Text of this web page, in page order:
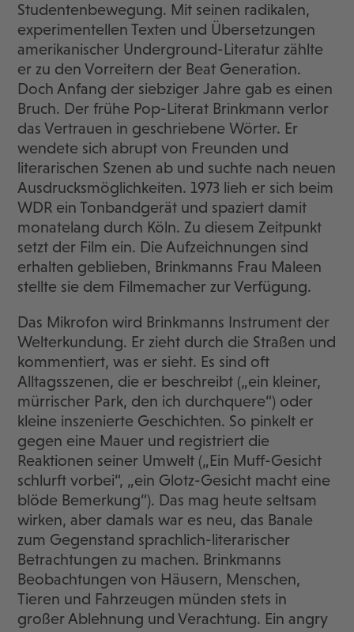
Studentenbewegung. Mit seinen radikalen,
experimentellen Texten und Übersetzungen
amerikanischer Underground-Literatur zählte
er zu den Vorreitern der Beat Generation.
Doch Anfang der siebziger Jahre gab es einen
Bruch. Der frühe Pop-Literat Brinkmann verlor
das Vertrauen in geschriebene Wörter. Er
wendete sich abrupt von Freunden und
literarischen Szenen ab und suchte nach neuen
Ausdrucksmöglichkeiten. 1973 lieh er sich beim
WDR ein Tonbandgerät und spaziert damit
monatelang durch Köln. Zu diesem Zeitpunkt
setzt der Film ein. Die Aufzeichnungen sind
erhalten geblieben, Brinkmanns Frau Maleen
stellte sie dem Filmemacher zur Verfügung.
Das Mikrofon wird Brinkmanns Instrument der
Welterkundung. Er zieht durch die Straßen und
kommentiert, was er sieht. Es sind oft
Alltagsszenen, die er beschreibt („ein kleiner,
mürrischer Park, den ich durchquere“) oder
kleine inszenierte Geschichten. So pinkelt er
gegen eine Mauer und registriert die
Reaktionen seiner Umwelt („Ein Muff-Gesicht
schlurft vorbei“, „ein Glotz-Gesicht macht eine
blöde Bemerkung“). Das mag heute seltsam
wirken, aber damals war es neu, das Banale
zum Gegenstand sprachlich-literarischer
Betrachtungen zu machen. Brinkmanns
Beobachtungen von Häusern, Menschen,
Tieren und Fahrzeugen münden stets in
großer Ablehnung und Verachtung. Ein angry